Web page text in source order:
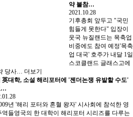
약 불참…
2021.10.28
기후총회 앞두고 "국민
힘들게 못한다" 입장이
웃국 뉴질랜드는 목축업
비중에도 참여 예정'목축
업 대국' 호주가 내달 1일
스코클랜드 글래스고에
당사… 더보기
英대학, 소설 해리포터에 '젠더논쟁 유발할 수도'
…
년 '해리 포터와 혼혈 왕자' 시사회에 참석한 영
역들영국의 한 대학이 해리포터 시리즈를 다루는